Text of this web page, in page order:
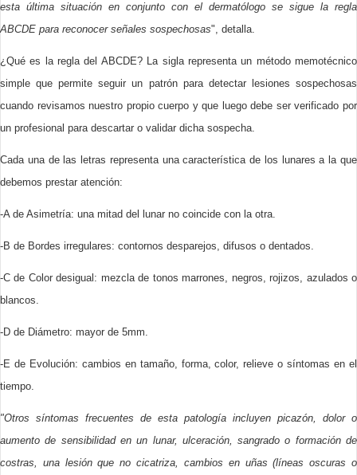
esta última situación en conjunto con el dermatólogo se sigue la regla
ABCDE para reconocer señales sospechosas", detalla.
¿Qué es la regla del ABCDE? La sigla representa un método memotécnico
simple que permite seguir un patrón para detectar lesiones sospechosas
cuando revisamos nuestro propio cuerpo y que luego debe ser verificado por
un profesional para descartar o validar dicha sospecha.
Cada una de las letras representa una característica de los lunares a la que
debemos prestar atención:
-A de Asimetría: una mitad del lunar no coincide con la otra.
-B de Bordes irregulares: contornos desparejos, difusos o dentados.
-C de Color desigual: mezcla de tonos marrones, negros, rojizos, azulados o
blancos.
-D de Diámetro: mayor de 5mm.
-E de Evolución: cambios en tamaño, forma, color, relieve o síntomas en el
tiempo.
"Otros síntomas frecuentes de esta patología incluyen picazón, dolor o
aumento de sensibilidad en un lunar, ulceración, sangrado o formación de
costras, una lesión que no cicatriza, cambios en uñas (líneas oscuras o